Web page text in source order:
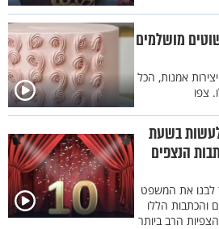
מושלמים
אמנות, הכל
צפו
בשעת
והכתבות הנצפים
לבנו את המשפט
הללו
הרב ביותר